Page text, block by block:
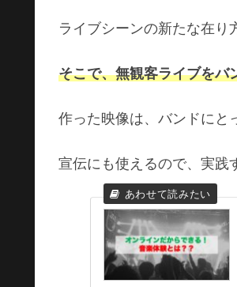
ライブシーンの新たな在り
そこで、無観客ライブをバ
作った映像は、バンドにと
宣伝にも使えるので、実践